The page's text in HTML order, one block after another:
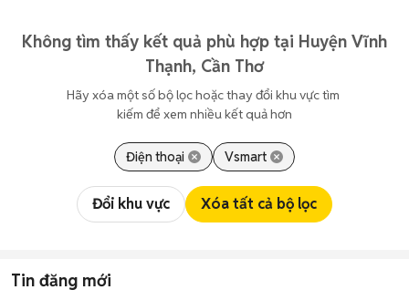
Không tìm thấy kết quả phù hợp tại Huyện Vĩnh
Thạnh, Cần Thơ
Hãy xóa một số bộ lọc hoặc thay đổi khu vực tìm
kiếm để xem nhiều kết quả hơn
Điện thoại Vsmart
Đổi khu vực Xóa tất cả bộ lọc
Tin đăng mới